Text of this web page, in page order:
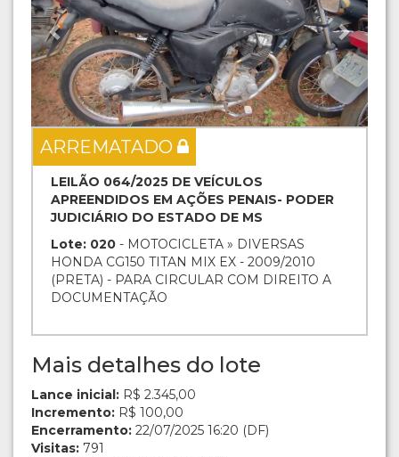
ARREMATADO
LEILÃO 064/2025 DE VEÍCULOS
APREENDIDOS EM AÇÕES PENAIS- PODER
JUDICIÁRIO DO ESTADO DE MS
Lote: 020 - MOTOCICLETA » DIVERSAS
HONDA CG150 TITAN MIX EX - 2009/2010
(PRETA) - PARA CIRCULAR COM DIREITO A
DOCUMENTAÇÃO
Mais detalhes do lote
Lance inicial: R$ 2.345,00
Incremento: R$ 100,00
Encerramento: 22/07/2025 16:20 (DF)
Visitas: 791